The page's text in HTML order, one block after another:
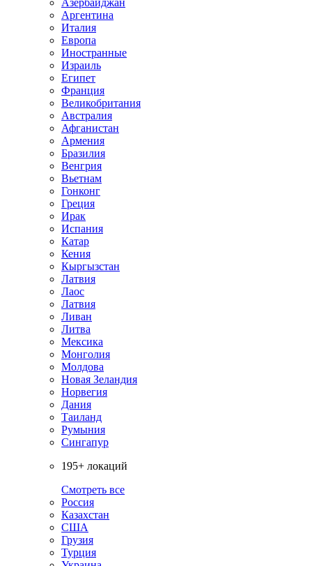
Азербайджан
Аргентина
Италия
Европа
Иностранные
Израиль
Египет
Франция
Великобритания
Австралия
Афганистан
Армения
Бразилия
Венгрия
Вьетнам
Гонконг
Греция
Ирак
Испания
Катар
Кения
Кыргызстан
Латвия
Лаос
Латвия
Ливан
Литва
Мексика
Монголия
Молдова
Новая Зеландия
Норвегия
Дания
Таиланд
Румыния
Сингапур
195+ локаций
Смотреть все
Россия
Казахстан
США
Грузия
Турция